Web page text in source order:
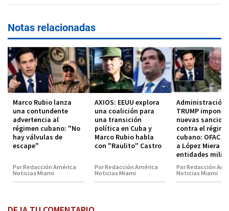
Notas relacionadas
Marco Rubio lanza
una contundente
advertencia al
régimen cubano: "No
hay válvulas de
escape"
Por Redacción América
Noticias Miami
AXIOS: EEUU explora
una coalición para
una transición
política en Cuba y
Marco Rubio habla
con "Raulito" Castro
Por Redacción América
Noticias Miami
Administración
TRUMP impone
nuevas
contra el
cubano: OFAC
a López Miera y
entidades
Por Redacción
Noticias Miami